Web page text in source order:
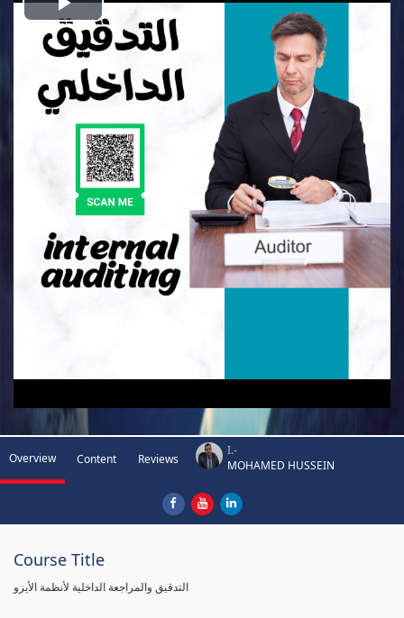
Play
Video
Overview Content Reviews
I.-
MOHAMED HUSSEIN
Course Title
التدقيق والمراجعة الداخلية لأنظمة الأيزو